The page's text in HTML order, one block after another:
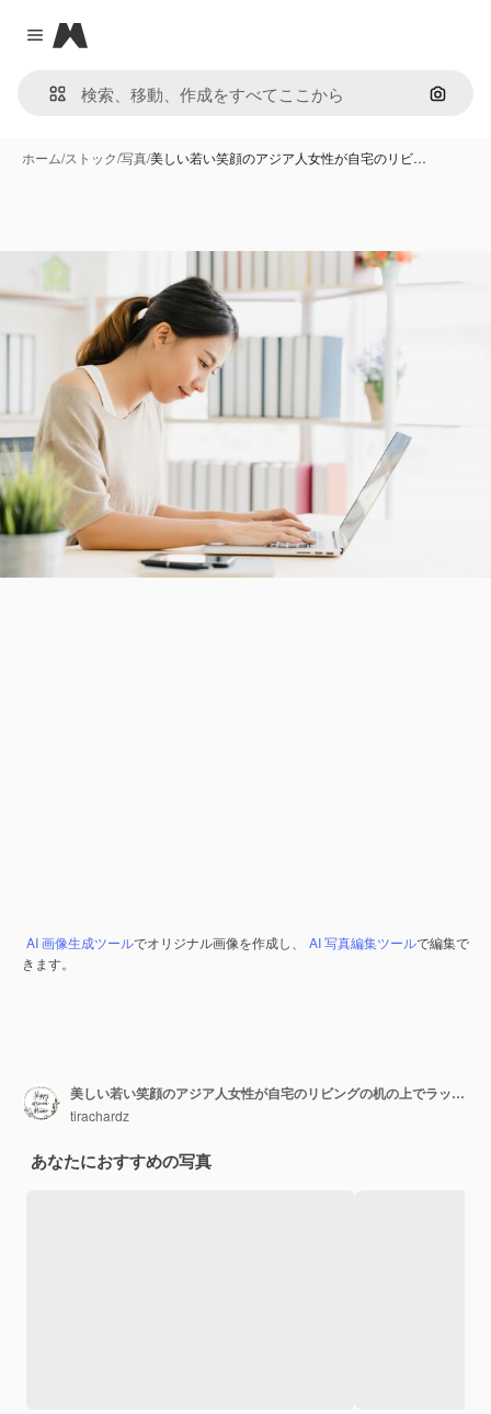
Close menu
Magnific
画像で
ホーム/ストック/写真/美しい若い笑顔のアジア人女性が自宅のリビ…
AI 画像生成ツールでオリジナル画像を作成し、 AI 写真編集ツールで編集で
きます。
美しい若い笑顔のアジア人女性が自宅のリビングの机の上でラップトップで働いています
tirachardz
あなたにおすすめの写真